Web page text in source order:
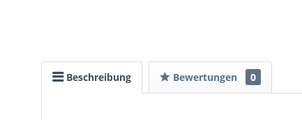
Beschreibung Bewertungen 0